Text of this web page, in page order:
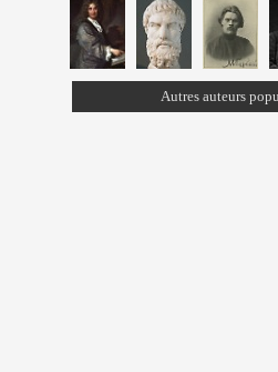
Autres auteurs